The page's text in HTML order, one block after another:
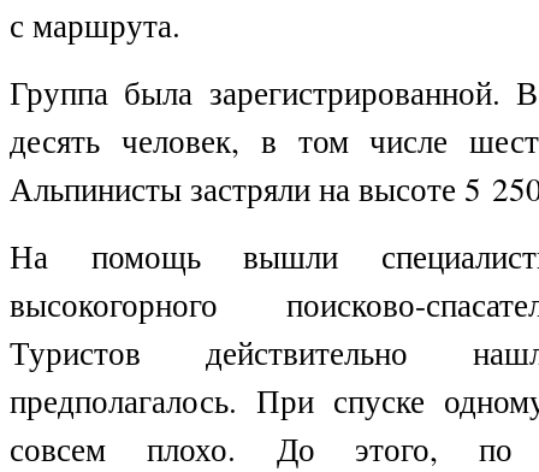
с маршрута.
Группа была зарегистрированной.
десять человек, в том числе
Альпинисты застряли на высоте 5
На помощь вышли
высокогорного поисково-
Туристов действительно
предполагалось. При спуске
совсем плохо. До этого, по